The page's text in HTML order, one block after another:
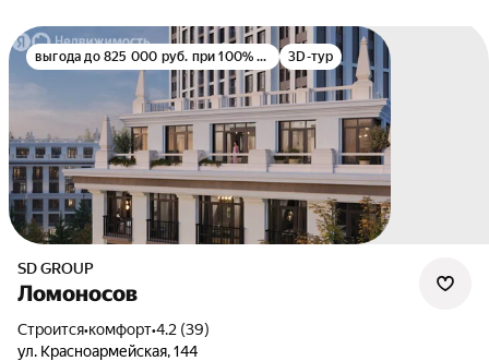
выгода до 825 000 руб. при 100% оплате 3D-тур
SD GROUP
Ломоносов
Строится•комфорт•4.2 (39)
ул. Красноармейская,144